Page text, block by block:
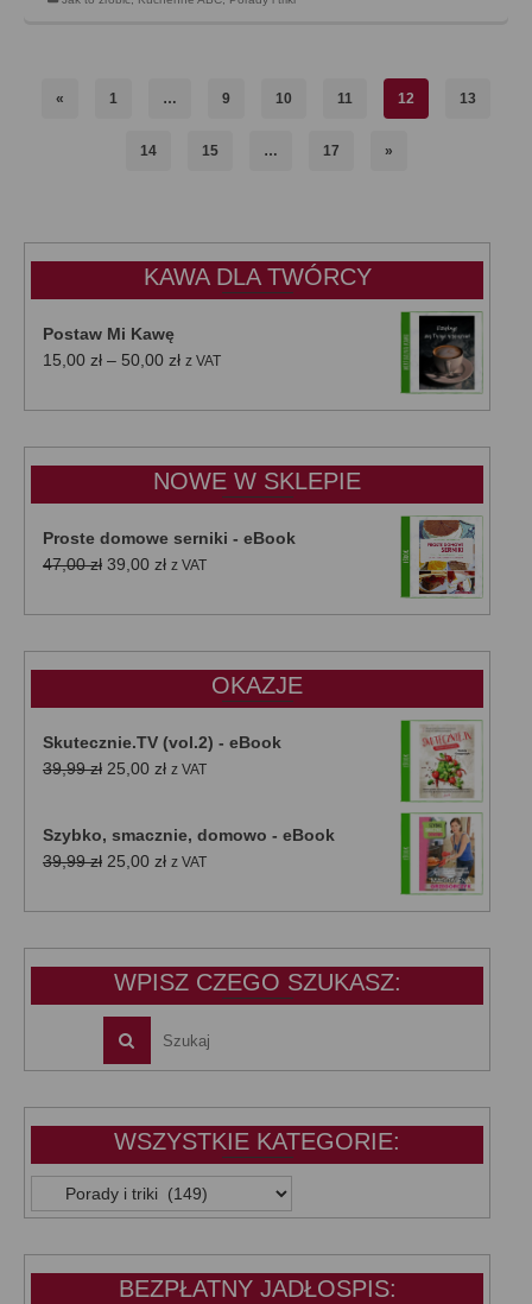
« 1 … 9 10 11 12 13
14 15 … 17 »
KAWA DLA TWÓRCY
Postaw Mi Kawę
15,00 zł – 50,00 złZakres
od
do
50,00 zł
z VAT
NOWE W SKLEPIE
Proste domowe serniki - eBook
47,00zł Pierwotna
wynosiła:
39,00 złAktualna
wynosi:
z VAT
OKAZJE
Skutecznie.TV (vol.2) - eBook
39,99zł Pierwotna
39,99 zł.
25,00 złAktualna
25,00 zł.
z VAT
Szybko, smacznie, domowo - eBook
39,99zł Pierwotna
wynosiła:
25,00 złAktualna
wynosi:
z VAT
WPISZ CZEGO SZUKASZ:
WSZYSTKIE KATEGORIE:
WSZYSTKIE
KATEGORIE:
BEZPŁATNY JADŁOSPIS: